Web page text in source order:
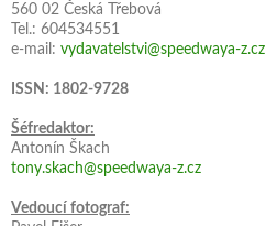
560 02 Česká Třebová
Tel.: 604534551
e-mail: vydavatelstvi@speedwaya-z.cz
ISSN: 1802-9728
Šéfredaktor:
Antonín Škach
tony.skach@speedwaya-z.cz
Vedoucí fotograf: